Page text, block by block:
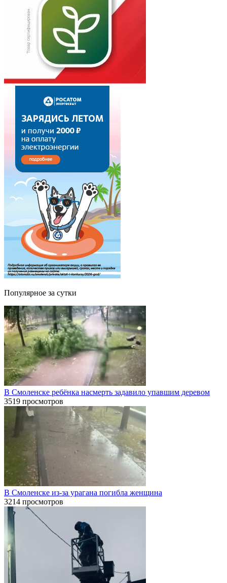
Популярное за сутки
В Смоленске ребёнка насмерть задавило упавшим деревом
3519 просмотров
В Смоленске из-за урагана погибла женщина
3214 просмотров